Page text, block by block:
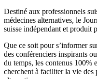
Destiné aux professionnels
médecines alternatives, le
suisse indépendant et produit
Que ce soit pour s’informer
des conférenciers inspirants
du temps, les contenus 100%
cherchent à faciliter la vie des